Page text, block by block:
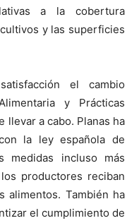
a la cobertura
y las superficies
el cambio
y Prácticas
llevar a cabo. Planas ha
la ley española de
medidas incluso más
productores reciban
alimentos. También ha
el cumplimiento de